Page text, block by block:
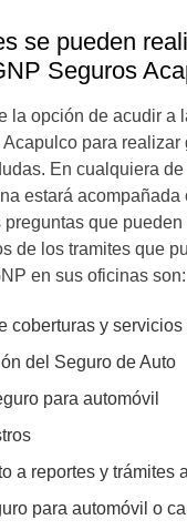
se pueden
Seguros
la opción de acudir a
para realizar
En cualquiera
estará acompañada
que pueden
de los tramites que
en sus oficinas son:
coberturas y
del Seguro de Auto
para automóvil
a reportes y trámites
para automóvil o